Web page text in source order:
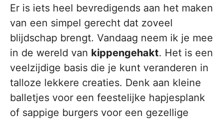
Er is iets heel bevredigends aan het maken
van een simpel gerecht dat zoveel
blijdschap brengt. Vandaag neem ik je mee
in de wereld van kippengehakt. Het is een
veelzijdige basis die je kunt veranderen in
talloze lekkere creaties. Denk aan kleine
balletjes voor een feestelijke hapjesplank
of sappige burgers voor een gezellige